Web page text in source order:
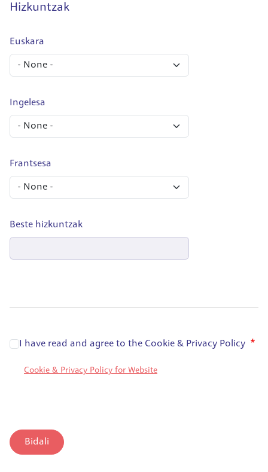
Hizkuntzak
Euskara
Ingelesa
Frantsesa
Beste hizkuntzak
I have read and agree to the Cookie & Privacy Policy
Cookie & Privacy Policy for Website
Bidali